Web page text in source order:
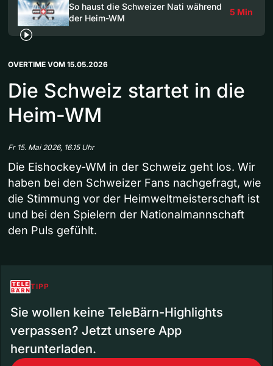
So haust die Schweizer Nati während
der Heim-WM
5 Min
OVERTIME VOM 15.05.2026
Die Schweiz startet in die
Heim-WM
Fr 15. Mai 2026, 16.15 Uhr
Die Eishockey-WM in der Schweiz geht los. Wir
haben bei den Schweizer Fans nachgefragt, wie
die Stimmung vor der Heimweltmeisterschaft ist
und bei den Spielern der Nationalmannschaft
den Puls gefühlt.
TIPP
Sie wollen keine TeleBärn-Highlights
verpassen? Jetzt unsere App
herunterladen.